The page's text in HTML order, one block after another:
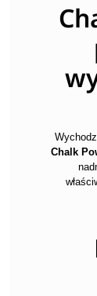
Chalk